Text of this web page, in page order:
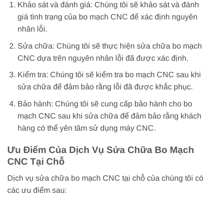
Khảo sát và đánh giá: Chúng tôi sẽ khảo sát và đánh
giá tình trạng của bo mạch CNC để xác định nguyên
nhân lỗi.
Sửa chữa: Chúng tôi sẽ thực hiện sửa chữa bo mạch
CNC dựa trên nguyên nhân lỗi đã được xác định.
Kiểm tra: Chúng tôi sẽ kiểm tra bo mạch CNC sau khi
sửa chữa để đảm bảo rằng lỗi đã được khắc phục.
Bảo hành: Chúng tôi sẽ cung cấp bảo hành cho bo
mạch CNC sau khi sửa chữa để đảm bảo rằng khách
hàng có thể yên tâm sử dụng máy CNC.
Ưu Điểm Của Dịch Vụ Sửa Chữa Bo Mạch
CNC Tại Chỗ
Dịch vụ sửa chữa bo mạch CNC tại chỗ của chúng tôi có
các ưu điểm sau: